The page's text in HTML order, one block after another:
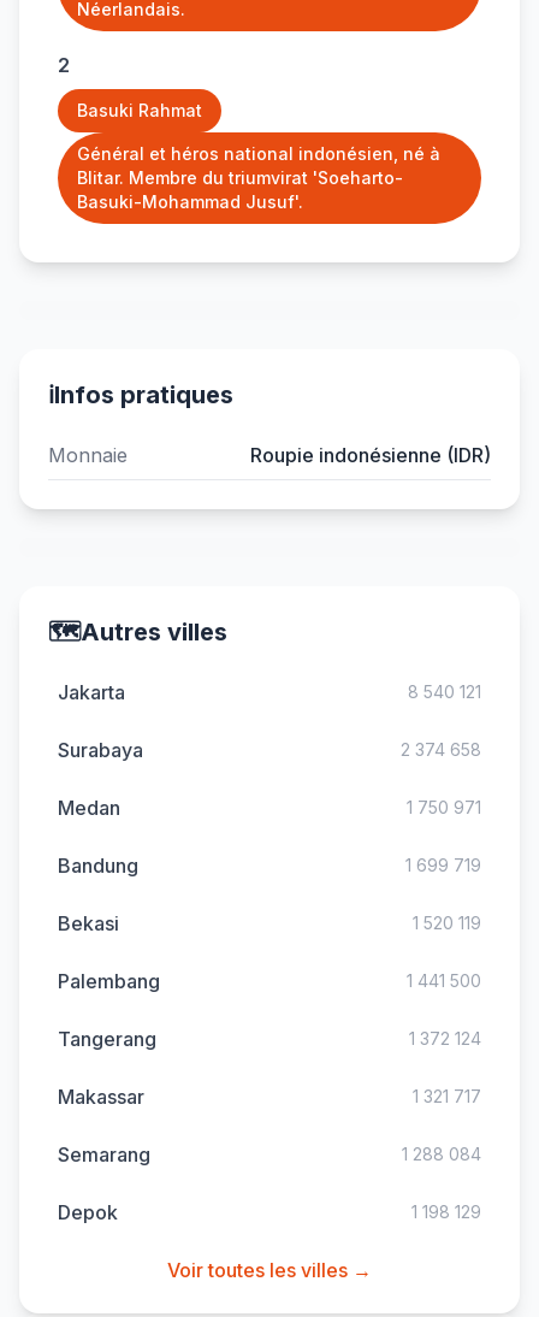
Néerlandais.
2
Basuki Rahmat
Général et héros national indonésien, né à
Blitar. Membre du triumvirat 'Soeharto-
Basuki-Mohammad Jusuf'.
ℹ️Infos pratiques
Monnaie Roupie indonésienne (IDR)
🗺️Autres villes
Jakarta 8 540 121
Surabaya 2 374 658
Medan 1 750 971
Bandung 1 699 719
Bekasi 1 520 119
Palembang 1 441 500
Tangerang 1 372 124
Makassar 1 321 717
Semarang 1 288 084
Depok 1 198 129
Voir toutes les villes →